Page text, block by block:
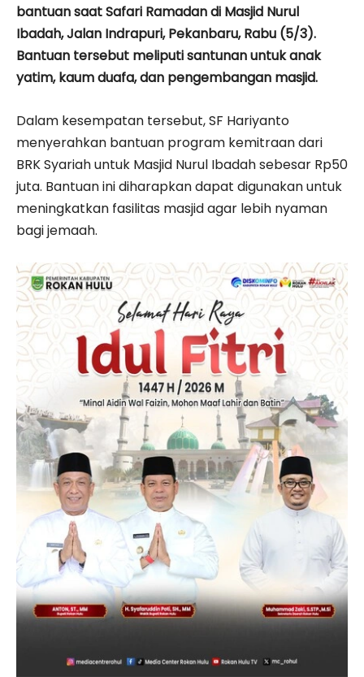
bantuan saat Safari Ramadan di Masjid Nurul
Ibadah, Jalan Indrapuri, Pekanbaru, Rabu (5/3).
Bantuan tersebut meliputi santunan untuk anak
yatim, kaum duafa, dan pengembangan masjid.
Dalam kesempatan tersebut, SF Hariyanto
menyerahkan bantuan program kemitraan dari
BRK Syariah untuk Masjid Nurul Ibadah sebesar Rp50
juta. Bantuan ini diharapkan dapat digunakan untuk
meningkatkan fasilitas masjid agar lebih nyaman
bagi jemaah.